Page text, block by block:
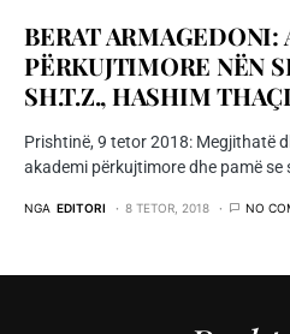
BERAT ARMAGEDONI:
PËRKUJTIMORE NËN
SH.T.Z., HASHIM
Prishtinë, 9 tetor 2018: Megjithatë
akademi përkujtimore dhe pamë se
NGA EDITORI 8 TETOR, 2018 NO